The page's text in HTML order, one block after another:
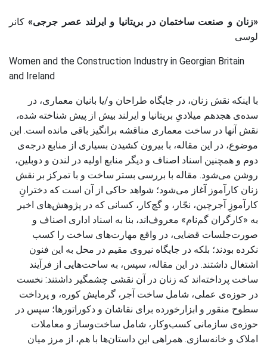
«زنان و صنعت ساختمان در بریتانیا و ایرلند عصر جرجی» کانر
لوسی
Women and the Construction Industry in Georgian Britain
and Ireland
با اینکه نقش زنان، در جایگاه طراحان و/یا بانیان معماری، در
سده‌ی هجدهم میلادیِ بریتانیا و ایرلند بیش از پیش شناخته شده،
نقش آنها در ساخت معماری مناقشه برانگیز باقی مانده است. این
موضوع، در این مقاله، با بیرون کشیدن بسیاری از منابع درجه‌ی
دوم و همچنین اسناد اصناف و دیگر منابع اولیه در لندن و دوبلین،
روشن می‌شود. مقاله با بررسی بستر ساخت و با تمرکز بر نقش
زنان کارآموز آغاز می‌شود؛ شواهد حاکی از آن است که دخترانِ
کارآموزِ آجرچین، نجّار، و گچ‌کار، کسانی که در پژوهش‌های اخیر
به «کارگران گم‌نام» معروف‌اند، بنا به اسناد اداری اصناف و
صورت‌جلسات قضایی، در واقع مهارت‌های ساخت را کسب
نکرده بودند؛ بلکه در جایگاه نیروی مقیم در محل به این فنون
اشتغال داشتند. در این مقاله، سپس، به ساحت‌هایی از فرآیند
ساخت پرداخته‌اند که زنان در آن نقشی چشمگیر داشتند: نخست
در حوزه‌ی عملی، شامل ساخت آجر، گرمایش کوره، و پرداخت
سطوح منقور و ابزارخورده برای نقاشان و دکوراتورها؛ سپس در
حوزه‌ی سازمانی کسب‌وکار، شامل ساخت‌وساز و معاملات
املاک و خانه‌سازی. همراهی این داستان‌ها با هم، از مرز میان